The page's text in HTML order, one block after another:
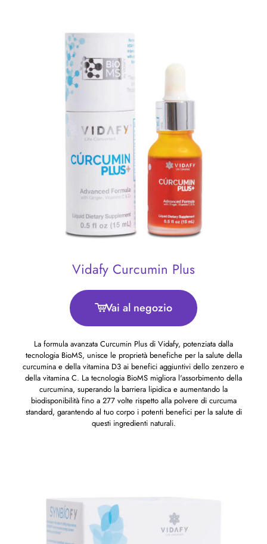
Vidafy Curcumin Plus
Vai al negozio
La formula avanzata Curcumin Plus di Vidafy, potenziata dalla
tecnologia BioMS, unisce le proprietà benefiche per la salute della
curcumina e della vitamina D3 ai benefici aggiuntivi dello zenzero e
della vitamina C. La tecnologia BioMS migliora l'assorbimento della
curcumina, superando la barriera lipidica e aumentando la
biodisponibilità fino a 277 volte rispetto alla polvere di curcuma
standard, garantendo al tuo corpo i potenti benefici per la salute di
questi ingredienti naturali.